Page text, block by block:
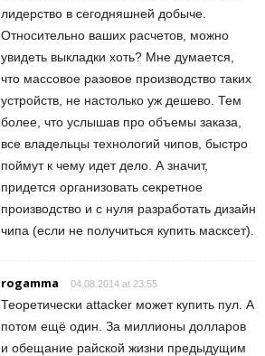
лидерство в сегодняшней добыче.
Относительно ваших расчетов, можно
увидеть выкладки хоть? Мне думается,
что массовое разовое производство таких
устройств, не настолько уж дешево. Тем
более, что услышав про объемы заказа,
все владельцы технологий чипов, быстро
поймут к чему идет дело. А значит,
придется организовать секретное
производство и с нуля разработать дизайн
чипа (если не получиться купить масксет).
rogamma 04.08.2014 at 23:55
Теоретически attacker может купить пул. А
потом ещё один. За миллионы долларов
и обещание райской жизни предыдущим